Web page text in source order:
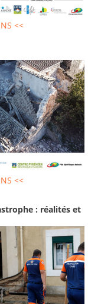
<<
<<
: réalités et